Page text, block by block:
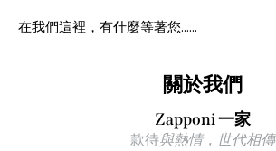
在我們這裡，有什麼等著您……
關於我們
Zapponi 一家
款待與熱情，世代相傳